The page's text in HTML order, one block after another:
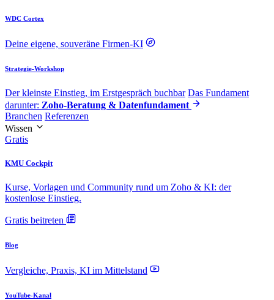
WDC Cortex
Deine eigene, souveräne Firmen-KI
Strategie-Workshop
Der kleinste Einstieg, im Erstgespräch buchbar Das Fundament
darunter: Zoho-Beratung & Datenfundament
Branchen Referenzen
Wissen
Gratis
KMU Cockpit
Kurse, Vorlagen und Community rund um Zoho & KI: der
kostenlose Einstieg.
Gratis beitreten
Blog
Vergleiche, Praxis, KI im Mittelstand
YouTube-Kanal